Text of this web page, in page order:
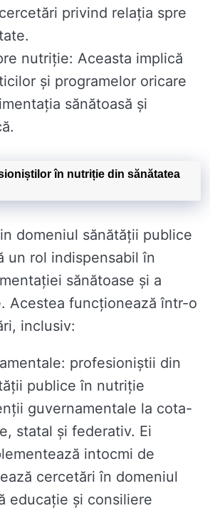
privind relația spre
nutriție: Aceasta implică
și programelor oricare
sănătoasă și
în nutriție din sănătatea
domeniul sănătății publice
un rol indispensabil în
sănătoase și a
Acestea funcționează într-o
inclusiv:
profesioniștii din
publice în nutriție
guvernamentale la cota-
statal și federativ. Ei
intocmi de
cercetări în domeniul
educație și consiliere